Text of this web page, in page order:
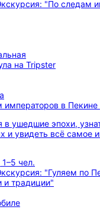
императоров в Пекине
в ушедшие эпохи,
и увидеть всё самое
чел.